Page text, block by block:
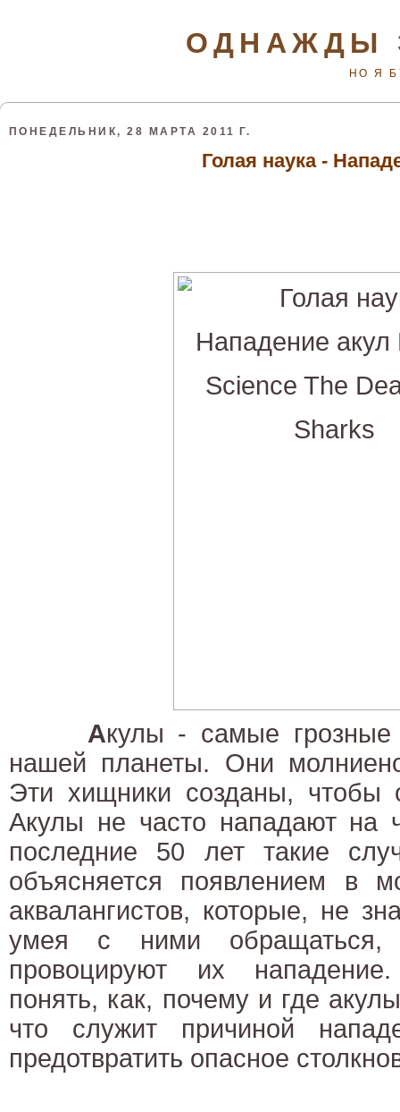
ОДНАЖДЫ
НО Я
ПОНЕДЕЛЬНИК, 28 МАРТА 2011 Г.
Голая наука -
Акулы - самые грозные
нашей планеты. Они
Эти хищники созданы, чтобы
Акулы не часто нападают на
последние 50 лет такие
объясняется появлением в
аквалангистов, которые, не
умея с ними обращаться,
провоцируют их
понять, как, почему и где
что служит причиной
предотвратить опасное